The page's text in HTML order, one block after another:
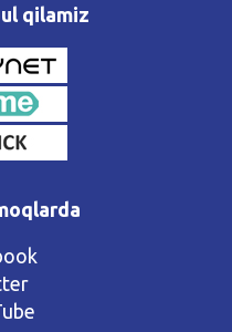
qilamiz